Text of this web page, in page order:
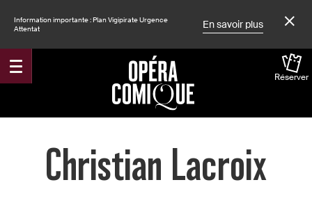
Information importante : Plan Vigipirate Urgence
Attentat
En savoir plus
Réserver
Accueil
Christian Lacroix